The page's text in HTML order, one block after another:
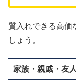
質入れできる高価
しょう。
家族・親戚・友人